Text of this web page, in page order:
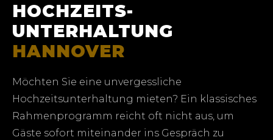
HOCHZEITS­
UNTERHALTUNG
HANNOVER
Möchten Sie eine unvergessliche
Hochzeitsunterhaltung mieten? Ein klassisches
Rahmenprogramm reicht oft nicht aus, um
Gäste sofort miteinander ins Gespräch zu